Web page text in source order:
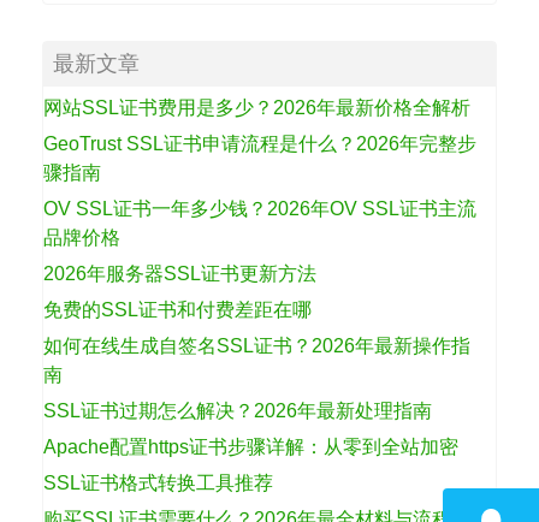
最新文章
网站SSL证书费用是多少？2026年最新价格全解析
GeoTrust SSL证书申请流程是什么？2026年完整步
骤指南
OV SSL证书一年多少钱？2026年OV SSL证书主流
品牌价格
2026年服务器SSL证书更新方法
免费的SSL证书和付费差距在哪
如何在线生成自签名SSL证书？2026年最新操作指
南
SSL证书过期怎么解决？2026年最新处理指南
Apache配置https证书步骤详解：从零到全站加密
SSL证书格式转换工具推荐